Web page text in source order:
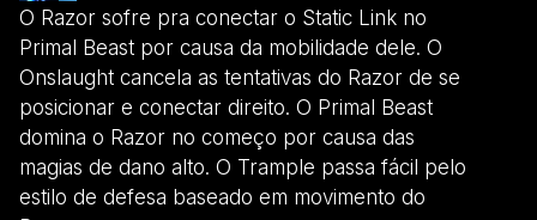
O Razor sofre pra conectar o Static Link no
Primal Beast por causa da mobilidade dele. O
Onslaught cancela as tentativas do Razor de se
posicionar e conectar direito. O Primal Beast
domina o Razor no começo por causa das
magias de dano alto. O Trample passa fácil pelo
estilo de defesa baseado em movimento do